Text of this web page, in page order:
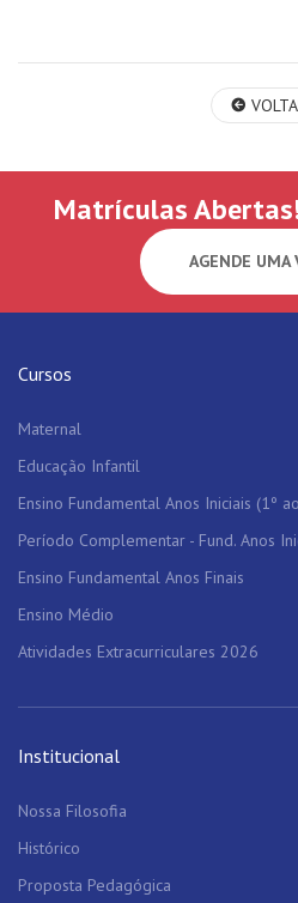
Matrículas
AGENDE UMA
Cursos
Maternal
Educação Infantil
Ensino Fundamental Anos Iniciais (1º
Período Complementar - Fund. Anos
Ensino Fundamental Anos Finais
Ensino Médio
Atividades Extracurriculares 2026
Institucional
Nossa Filosofia
Histórico
Proposta Pedagógica